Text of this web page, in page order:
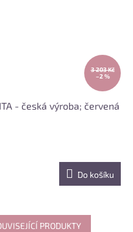
3 203 Kč
–2 %
- česká výroba; červená
Do košíku
PRODUKTY